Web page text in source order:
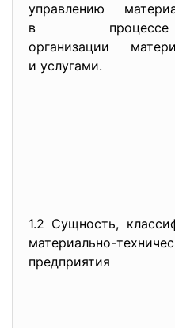
управлению
в процессе
организации
и услугами.
1.2 Сущность,
материально-
предприятия